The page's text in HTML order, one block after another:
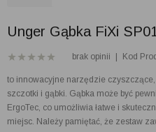
Unger Gąbka FiXi
brak opinii Kod
to innowacyjne narzędzie
szczotki i gąbki. Gąbka może być
ErgoTec, co umożliwia łatwe i
miejsc. Należy pamiętać, że zestaw